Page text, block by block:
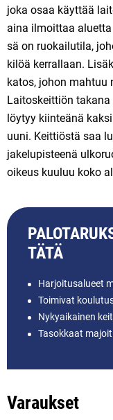
joka osaa käyt­tää
aina il­moit­taa
sä on ruo­kai­lu­tila,
ki­löä kerrallaan.
ka­tos, jo­hon mah­tuu
Laitoskeittiön
löy­tyy kiin­te­ä­nä
uuni. Keit­ti­ös­tä saa
ja­ke­lu­pis­tee­nä
oi­keus kuu­luu koko
TÄTÄ
Harjoitusalueet
Toimivat
Nykyaikainen
Tasokkaat
Varaukset